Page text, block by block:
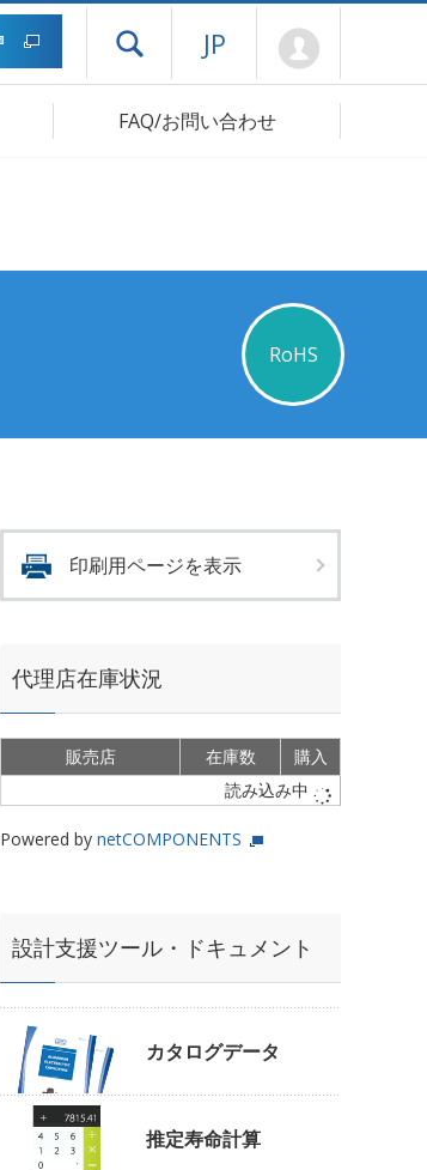
ドロワーメニューを開く
JP
FAQ/お問い合わせ
RoHS
印刷用ページを表示
代理店在庫状況
販売店 在庫数
購入
読み込み中
Powered by netCOMPONENTS
設計支援ツール・ドキュメント
カタログデータ
推定寿命計算